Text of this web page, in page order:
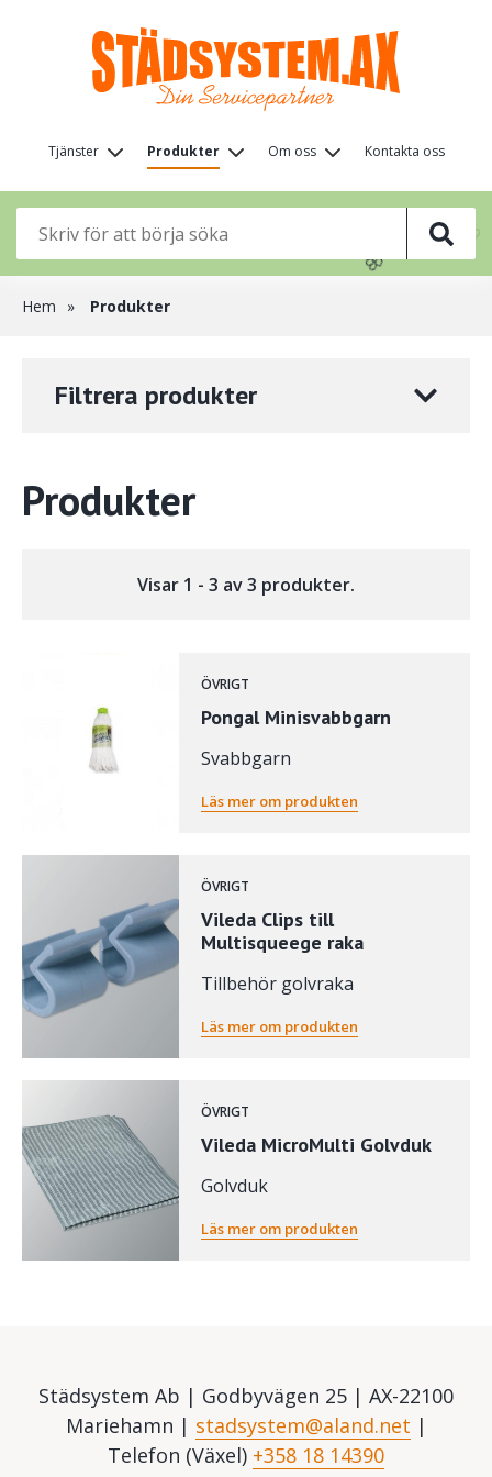
huvudinnehåll
Huvudmeny
(nivå
1)
Tjänster Produkter Om oss Kontakta oss
🌸
🌸
🌸
Länkstig
Hem Produkter
Filtrera produkter
Produkter
Visar 1 - 3 av 3 produkter.
ÖVRIGT
Pongal Minisvabbgarn
Svabbgarn
Läs mer om produkten
ÖVRIGT
Vileda Clips till
Multisqueege raka
Tillbehör golvraka
Läs mer om produkten
ÖVRIGT
Vileda MicroMulti Golvduk
Golvduk
Läs mer om produkten
Städsystem Ab | Godbyvägen 25 | AX-22100
Mariehamn | stadsystem@aland.net |
Telefon (Växel) +358 18 14390